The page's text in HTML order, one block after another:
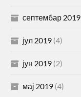
септембар 2019
јул 2019 (4)
јун 2019 (2)
мај 2019 (4)